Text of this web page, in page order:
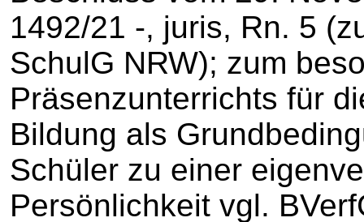
1492/21 -, juris, Rn. 5
SchulG NRW); zum
Präsenzunterrichts für
Bildung als
Schüler zu einer
Persönlichkeit vgl.